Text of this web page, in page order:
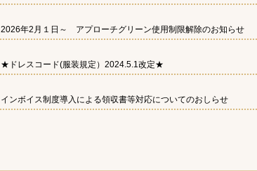
2026年2月１日～ アプローチグリーン使用制限解除のお知らせ
★ドレスコード(服装規定）2024.5.1改定★
インボイス制度導入による領収書等対応についてのおしらせ